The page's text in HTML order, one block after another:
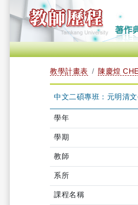
教學計畫表 陳慶煌
中文二碩專班：元明清
學年
學期
教師
系所
課程名稱